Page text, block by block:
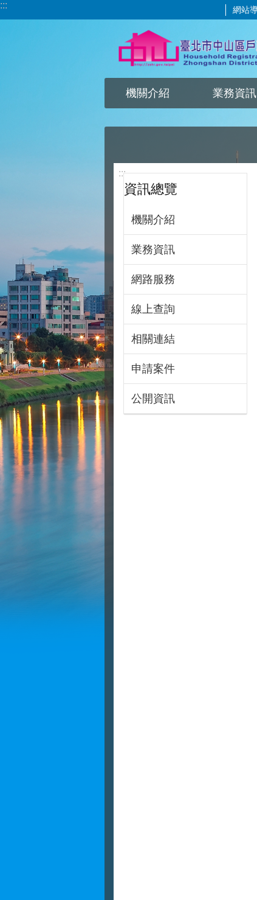
跳到主要內容區塊
::: 網站
機關介紹 業務資訊
:::
資訊總覽
機關介紹
業務資訊
網路服務
線上查詢
相關連結
申請案件
公開資訊